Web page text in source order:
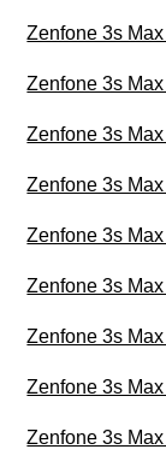
Zenfone 3s
Zenfone 3s
Zenfone 3s
Zenfone 3s
Zenfone 3s
Zenfone 3s
Zenfone 3s
Zenfone 3s
Zenfone 3s